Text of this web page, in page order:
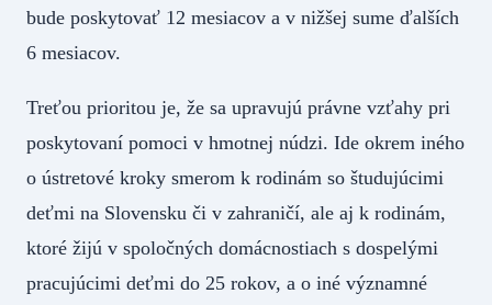
bude poskytovať 12 mesiacov a v nižšej sume ďalších
6 mesiacov.
Treťou prioritou je, že sa upravujú právne vzťahy pri
poskytovaní pomoci v hmotnej núdzi. Ide okrem iného
o ústretové kroky smerom k rodinám so študujúcimi
deťmi na Slovensku či v zahraničí, ale aj k rodinám,
ktoré žijú v spoločných domácnostiach s dospelými
pracujúcimi deťmi do 25 rokov, a o iné významné